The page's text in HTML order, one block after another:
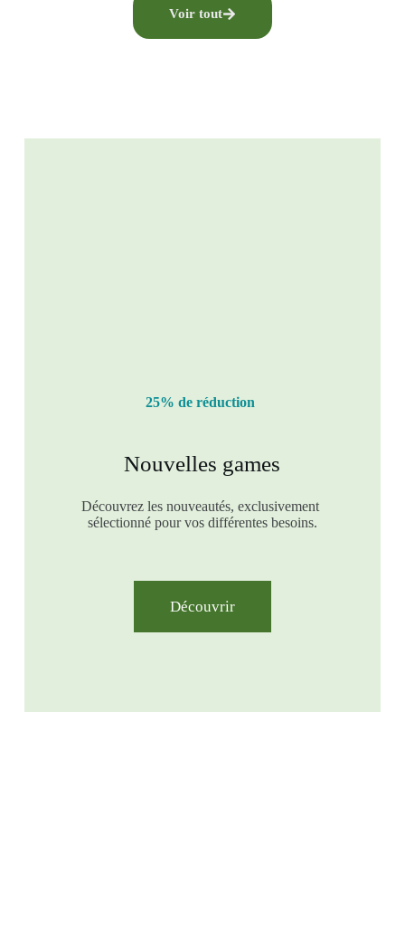
Voir tout
25% de réduction
Nouvelles games
Découvrez les nouveautés, exclusivement
sélectionné pour vos différentes besoins.
Découvrir